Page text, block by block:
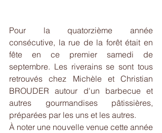
Pour la quatorzième année
consécutive, la rue de la forêt était en
fête en ce premier samedi de
septembre. Les riverains se sont tous
retrouvés chez Michèle et Christian
BROUDER autour d'un barbecue et
autres gourmandises pâtissières,
préparées par les uns et les autres.
À noter une nouvelle venue cette année